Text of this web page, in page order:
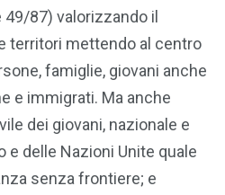
87) valorizzando il
territori mettendo al centro
famiglie, giovani anche
e immigrati. Ma anche
dei giovani, nazionale e
e delle Nazioni Unite quale
senza frontiere; e